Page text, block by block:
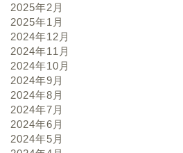
2025年2月
2025年1月
2024年12月
2024年11月
2024年10月
2024年9月
2024年8月
2024年7月
2024年6月
2024年5月